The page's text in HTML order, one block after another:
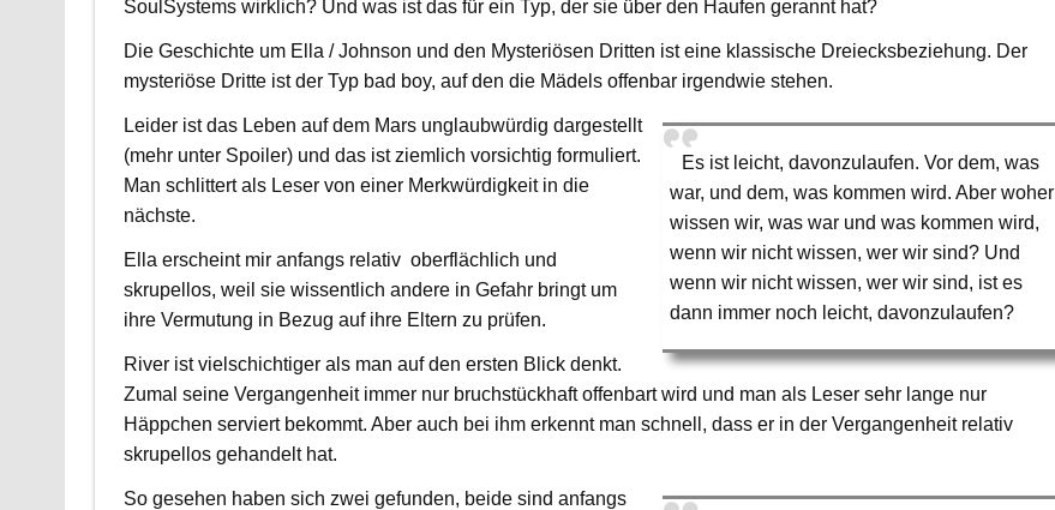
SoulSystems wirklich? Und was ist das für ein Typ, der sie über den Haufen gerannt hat?
Die Geschichte um Ella / Johnson und den Mysteriösen Dritten ist eine klassische Dreiecksbeziehung. Der
mysteriöse Dritte ist der Typ bad boy, auf den die Mädels offenbar irgendwie stehen.
Es ist leicht, davonzulaufen. Vor dem, was
war, und dem, was kommen wird. Aber woher
wissen wir, was war und was kommen wird,
wenn wir nicht wissen, wer wir sind? Und
wenn wir nicht wissen, wer wir sind, ist es
dann immer noch leicht, davonzulaufen?
Leider ist das Leben auf dem Mars unglaubwürdig dargestellt
(mehr unter Spoiler) und das ist ziemlich vorsichtig formuliert.
Man schlittert als Leser von einer Merkwürdigkeit in die
nächste.
Ella erscheint mir anfangs relativ oberflächlich und
skrupellos, weil sie wissentlich andere in Gefahr bringt um
ihre Vermutung in Bezug auf ihre Eltern zu prüfen.
River ist vielschichtiger als man auf den ersten Blick denkt.
Zumal seine Vergangenheit immer nur bruchstückhaft offenbart wird und man als Leser sehr lange nur
Häppchen serviert bekommt. Aber auch bei ihm erkennt man schnell, dass er in der Vergangenheit relativ
skrupellos gehandelt hat.
So gesehen haben sich zwei gefunden, beide sind anfangs